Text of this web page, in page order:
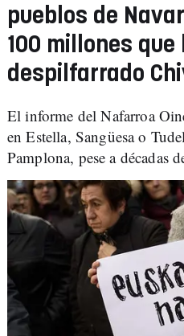
pueblos de
100 millones que
despilfarrado
El informe del Nafarroa
en Estella, Sangüesa o
Pamplona, pese a décadas